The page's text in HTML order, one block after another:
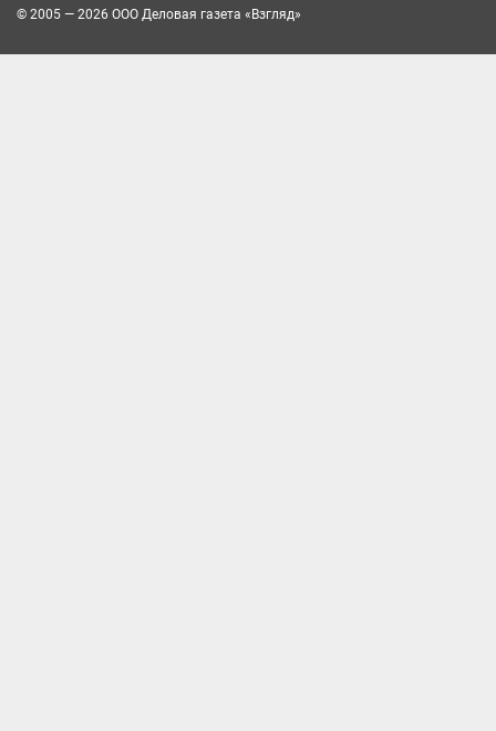
© 2005 — 2026 ООО Деловая газета «Взгляд»